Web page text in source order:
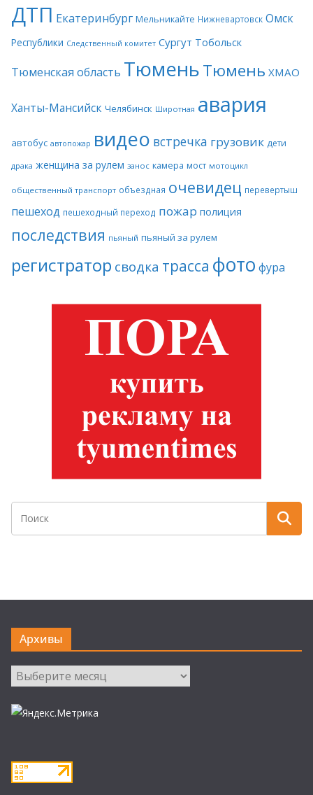
ДТП Екатеринбург Мельникайте Нижневартовск Омск
Республики Следственный комитет Сургут Тобольск
Тюменская область ТюменьТюмень ХМАО
Ханты-Мансийск Челябинск Широтная авария
автобус автопожар видео встречка грузовик дети
драка женщина за рулем занос камера мост мотоцикл
общественный транспорт объездная очевидец перевертыш
пешеход пешеходный переход пожар полиция
последствия пьяный пьяный за рулем
регистратор сводка трасса фото фура
Архивы
Архивы